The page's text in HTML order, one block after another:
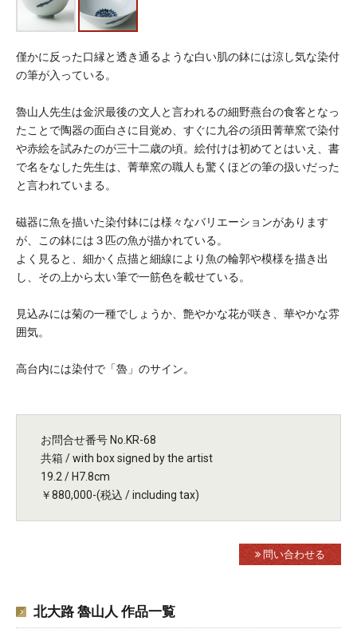
僅かに反った口縁と透き通るような白い肌の鉢には涼し気な染付
の筆が入っている。
魯山人先生は金沢最後の文人と言われるの細野燕台の食客となっ
たことで陶器の面白さに目覚め、すぐに九谷の須田菁華窯で染付
や赤絵を試みたのが三十二歳の頃。絵付けは初めてとはいえ、書
で名をなした先生は、菁華窯の職人も驚くほどの筆の扱いだった
と言われていまる。
磁器に魚を描いた染付鉢には様々なバリエーションがあります
が、この鉢には３匹の魚が描かれている。
よく見ると、細かく点描と細線により魚の輪郭や模様を描き出
し、その上から太い筆で一筋色を載せている。
見込みには菊の一種でしょうか、艶やかな花が咲き、華やかな雰
囲気。
高台内には染付で「魯」のサイン。
お問合せ番号 No.KR-68
共箱 / with box signed by the artist
19.2 / H7.8cm
￥880,000-(税込 / including tax)
問い合わせる
北大路 魯山人 作品一覧